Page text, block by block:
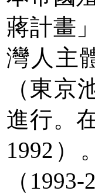
蔣計畫
灣人主
（東京
進行。
1992）
（